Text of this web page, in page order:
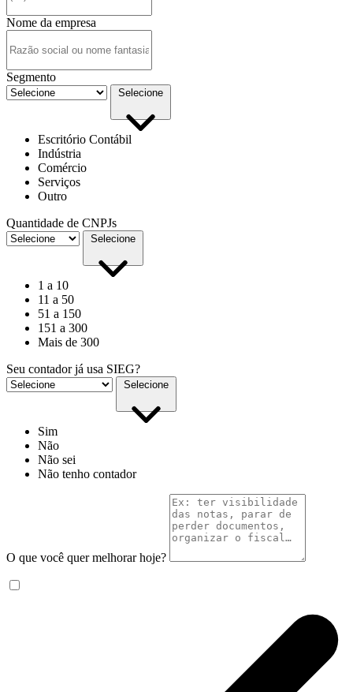
Nome da empresa
Segmento
Selecione
Escritório Contábil
Indústria
Comércio
Serviços
Outro
Quantidade de CNPJs
Selecione
1 a 10
11 a 50
51 a 150
151 a 300
Mais de 300
Seu contador já usa SIEG?
Selecione
Sim
Não
Não sei
Não tenho contador
O que você quer melhorar hoje?